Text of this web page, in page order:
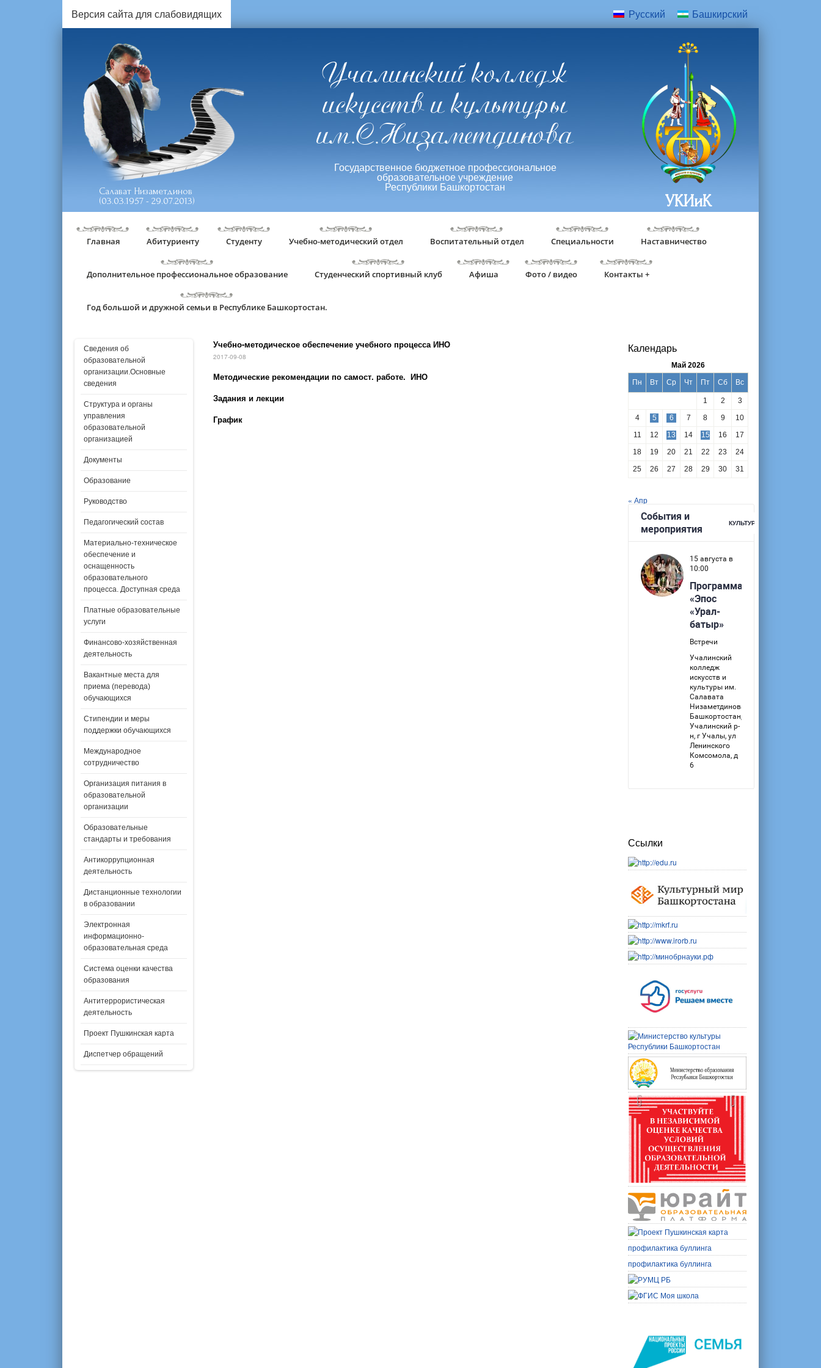
Версия сайта для слабовидящих Русский Башкирский
Салават Низаметдинов
(03.03.1957 - 29.07.2013)
Учалинский колледж
искусств и культуры
им.С.Низаметдинова
Государственное бюджетное профессиональное
образовательное учреждение
Республики Башкортостан
УКИиК
Главная Абитуриенту Студенту Учебно-методический отдел Воспитательный отдел Специальности Наставничество
Дополнительное профессиональное образование Студенческий спортивный клуб Афиша Фото / видео Контакты +
Год большой и дружной семьи в Республике Башкортостан.
Сведения об
образовательной
организации.Основные
сведения
Структура и органы
управления
образовательной
организацией
Документы
Образование
Руководство
Педагогический состав
Материально-техническое
обеспечение и
оснащенность
образовательного
процесса. Доступная среда
Платные образовательные
услуги
Финансово-хозяйственная
деятельность
Вакантные места для
приема (перевода)
обучающихся
Стипендии и меры
поддержки обучающихся
Международное
сотрудничество
Организация питания в
образовательной
организации
Образовательные
стандарты и требования
Антикоррупционная
деятельность
Дистанционные технологии
в образовании
Электронная
информационно-
образовательная среда
Система оценки качества
образования
Антитеррористическая
деятельность
Проект Пушкинская карта
Диспетчер обращений
Учебно-методическое обеспечение учебного процесса ИНО
2017-09-08
Методические рекомендации по самост. работе. ИНО
Задания и лекции
График
Календарь
Май 2026
Пн
Вт Ср Чт Пт Сб Вс
1 2
3
4
5 6 7 8 9
10
11
12 13 14 15 16
17
18
19 20 21 22 23
24
25
26 27 28 29 30 31
« Апр
Ссылки
профилактика буллинга
профилактика буллинга